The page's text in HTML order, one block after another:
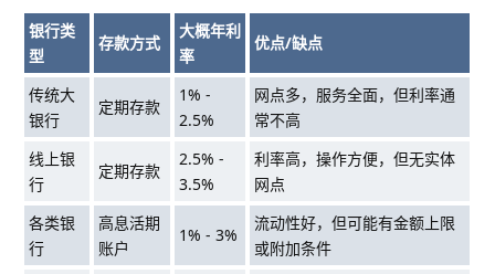
银行类
型
存款方式
大概年利
率
优点/缺点
传统大
银行
定期存款
1% -
2.5%
网点多，服务全面，但利率通
常不高
线上银
行
定期存款
2.5% -
3.5%
利率高，操作方便，但无实体
网点
各类银
行
高息活期
账户
1% - 3%
流动性好，但可能有金额上限
或附加条件